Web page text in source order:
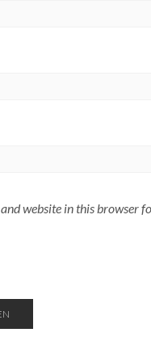
website in this browser